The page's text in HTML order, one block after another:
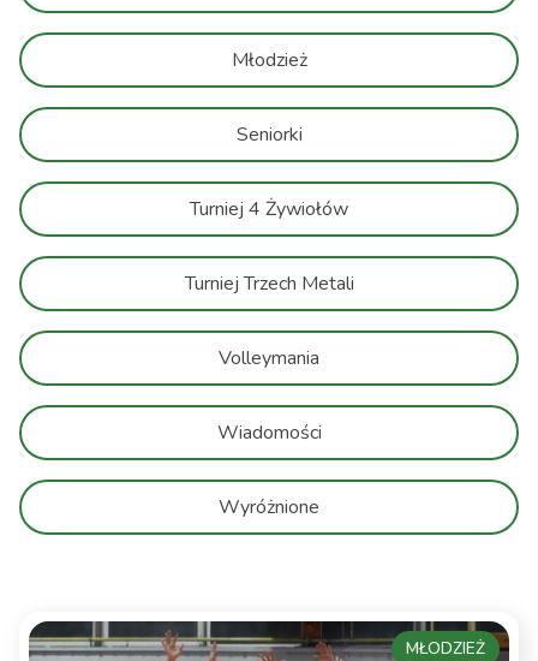
Młodzież
Seniorki
Turniej 4 Żywiołów
Turniej Trzech Metali
Volleymania
Wiadomości
Wyróżnione
MŁODZIEŻ